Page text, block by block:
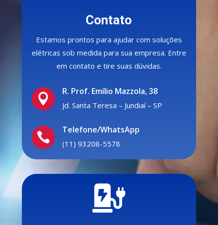
Contato
Estamos prontos para ajudar com soluções
elétricas sob medida para sua empresa. Entre
em contato e tire suas dúvidas.

R. Prof. Emílio Mazzola, 38
Jd. Santa Teresa – Jundiaí – SP

Telefone/WhatsApp
(11) 93208-5578
